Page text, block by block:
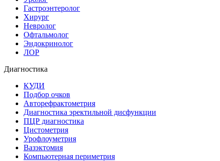
Гастроэнтеролог
Хирург
Невролог
Офтальмолог
Эндокринолог
ЛОР
Диагностика
КУДИ
Подбор очков
Авторефрактометрия
Диагностика эректильной дисфункции
ПЦР диагностика
Цистометрия
Урофлоуметрия
Вазэктомия
Компьютерная периметрия